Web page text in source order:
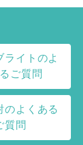
ライトのよ
ご質問
のよくある
質問